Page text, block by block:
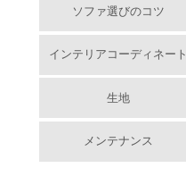
ソファ選びのコツ
インテリアコーディネート
生地
メンテナンス